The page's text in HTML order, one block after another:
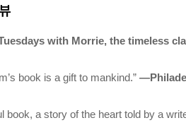
uesdays with Morrie, the timeless
book is a gift to mankind.” —
book, a story of the heart told by a